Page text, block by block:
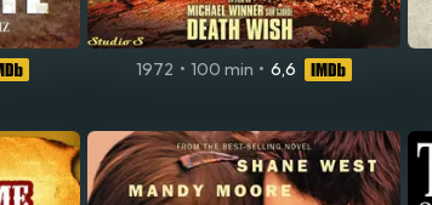
1972 • 100 min • 6,6